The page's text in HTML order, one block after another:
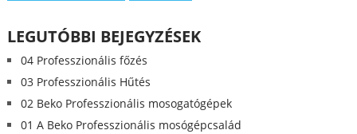
LEGUTÓBBI BEJEGYZÉSEK
04 Professzionális főzés
03 Professzionális Hűtés
02 Beko Professzionális mosogatógépek
01 A Beko Professzionális mosógépcsalád